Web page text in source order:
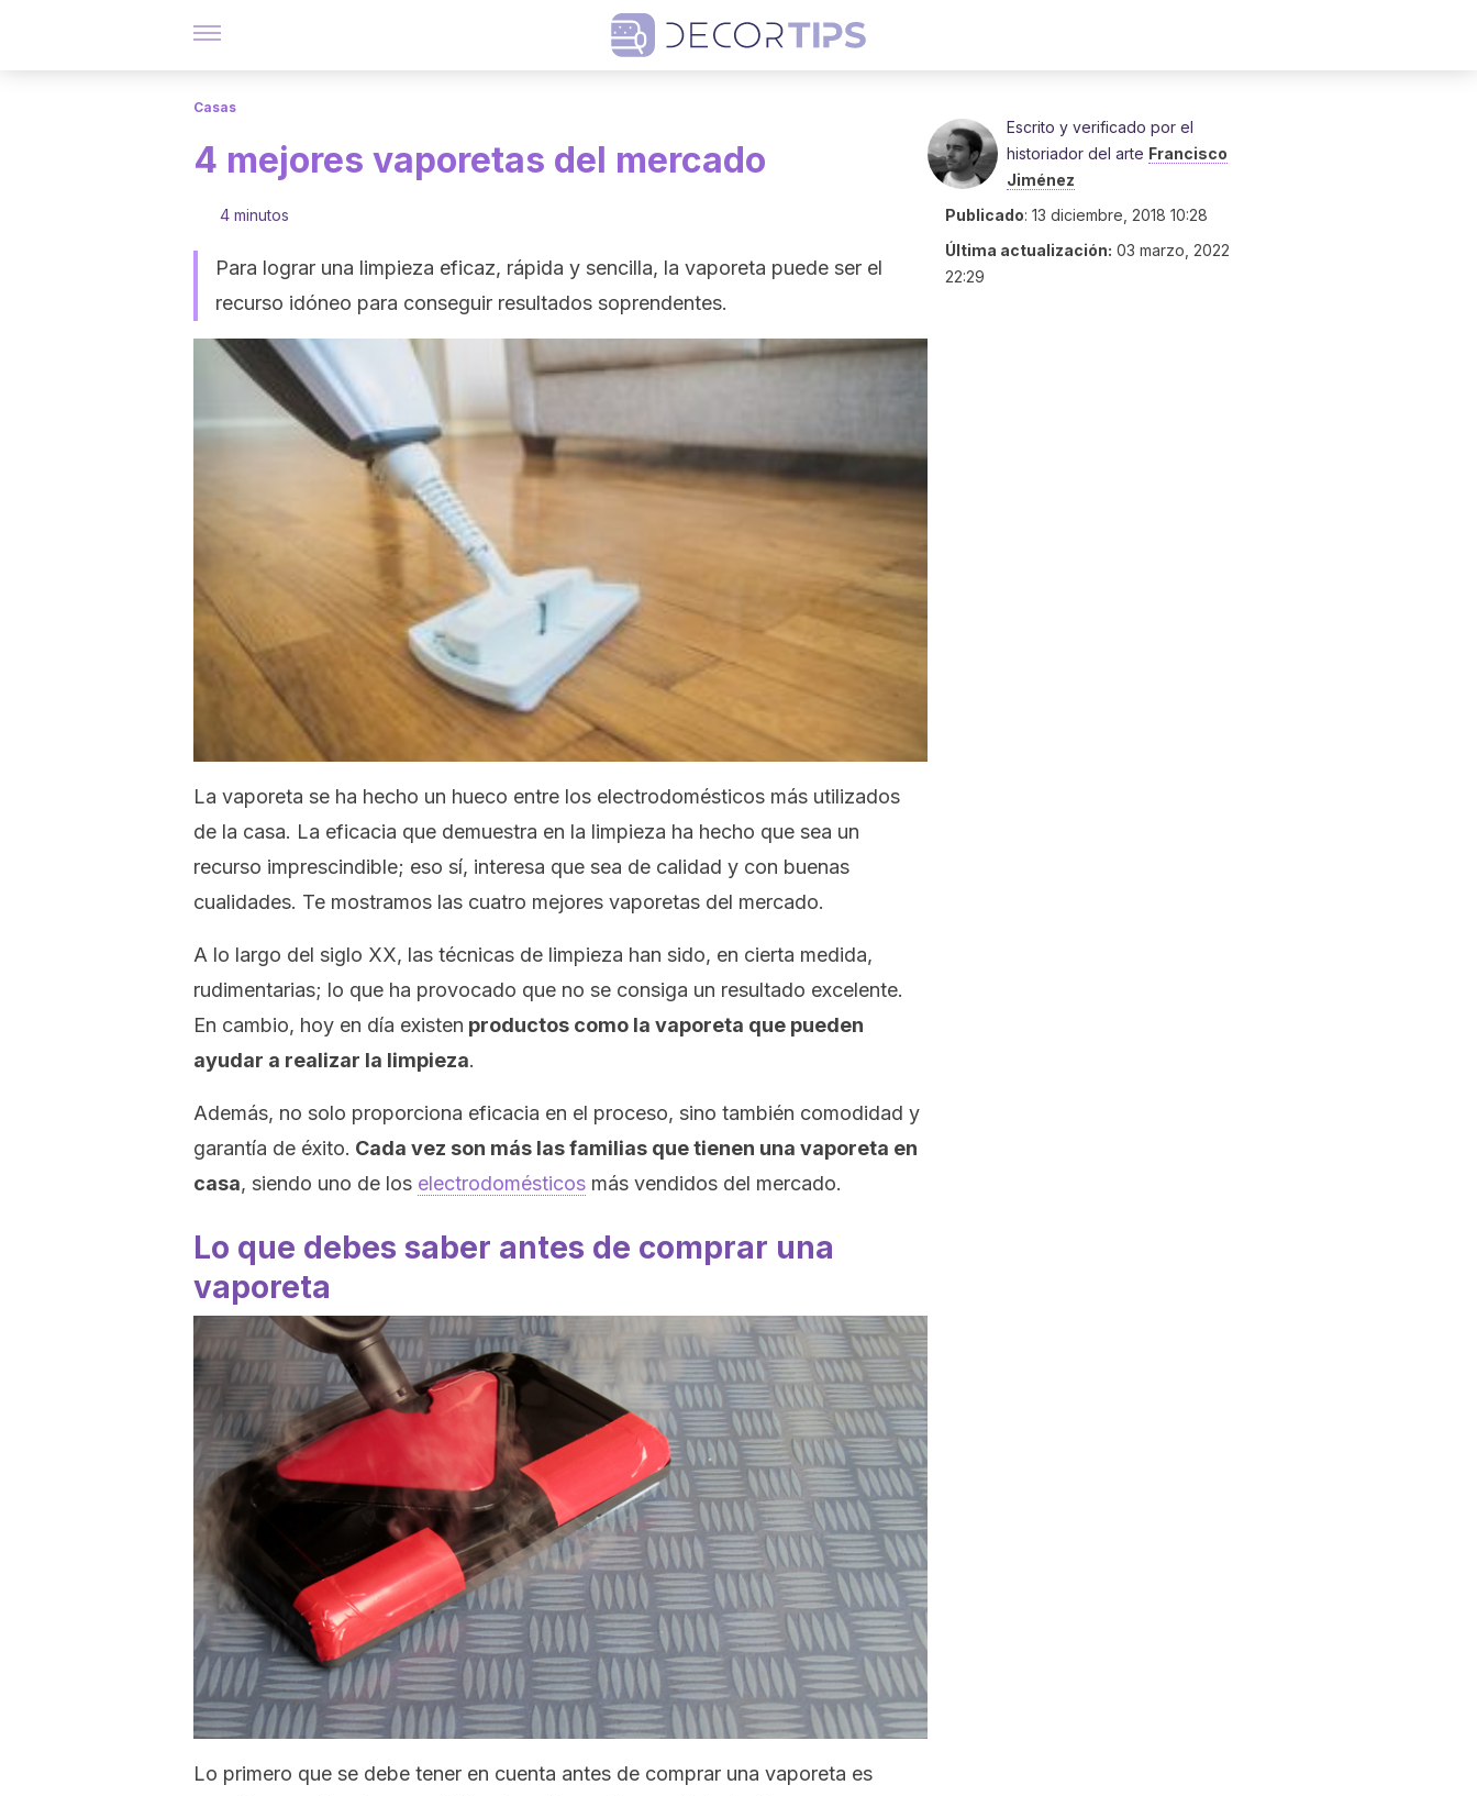
Casas
4 mejores vaporetas del mercado
4 minutos
Para lograr una limpieza eficaz, rápida y sencilla, la vaporeta puede ser el
recurso idóneo para conseguir resultados soprendentes.
La vaporeta se ha hecho un hueco entre los electrodomésticos más utilizados
de la casa. La eficacia que demuestra en la limpieza ha hecho que sea un
recurso imprescindible; eso sí, interesa que sea de calidad y con buenas
cualidades. Te mostramos las cuatro mejores vaporetas del mercado.
A lo largo del siglo XX, las técnicas de limpieza han sido, en cierta medida,
rudimentarias; lo que ha provocado que no se consiga un resultado excelente.
En cambio, hoy en día existen productos como la vaporeta que pueden
ayudar a realizar la limpieza.
Además, no solo proporciona eficacia en el proceso, sino también comodidad y
garantía de éxito. Cada vez son más las familias que tienen una vaporeta en
casa, siendo uno de los electrodomésticos más vendidos del mercado.
Lo que debes saber antes de comprar una
vaporeta
Lo primero que se debe tener en cuenta antes de comprar una vaporeta es
Escrito y verificado por el
historiador del arte Francisco
Jiménez
Publicado: 13 diciembre, 2018 10:28
Última actualización: 03 marzo, 2022
22:29